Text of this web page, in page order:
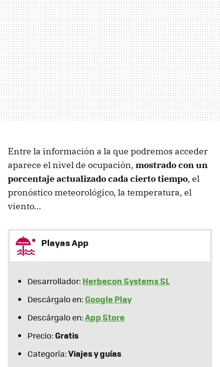
Entre la información a la que podremos acceder
aparece el nivel de ocupación, mostrado con un
porcentaje actualizado cada cierto tiempo, el
pronóstico meteorológico, la temperatura, el
viento...
Playas App
Desarrollador: Herbecon Systems SL
Descárgalo en: Google Play
Descárgalo en:App Store
Precio:Gratis
Categoría:Viajes y guías